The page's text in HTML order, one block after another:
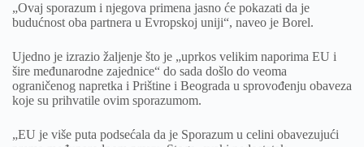
„Ovaj sporazum i njegova primena jasno će pokazati da je
budućnost oba partnera u Evropskoj uniji“, naveo je Borel.
Ujedno je izrazio žaljenje što je „uprkos velikim naporima EU i
šire međunarodne zajednice“ do sada došlo do veoma
ograničenog napretka i Prištine i Beograda u sprovođenju obaveza
koje su prihvatile ovim sporazumom.
„EU je više puta podsećala da je Sporazum u celini obavezujući